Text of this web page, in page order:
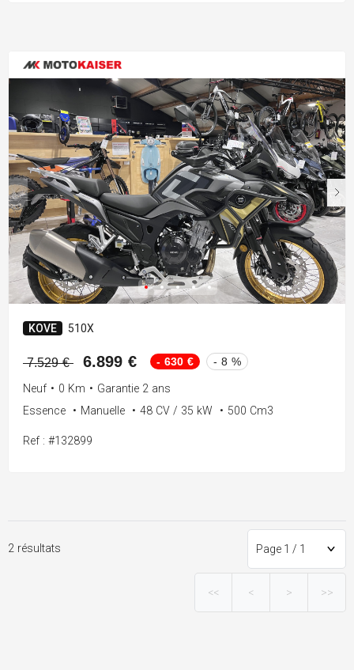
KOVE 510X
7.529 € 6.899 € - 630 € - 8 %
Neuf • 0 Km • Garantie 2 ans
Essence
• Manuelle • 48 CV / 35 kW • 500 Cm3
Ref : #132899
2 résultats
<< < > >>